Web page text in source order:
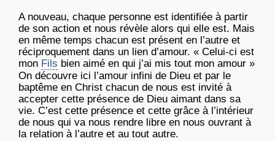
A nouveau, chaque personne est identifiée à partir
de son action et nous révèle alors qui elle est. Mais
en même temps chacun est présent en l’autre et
réciproquement dans un lien d’amour. « Celui-ci est
mon Fils bien aimé en qui j’ai mis tout mon amour »
On découvre ici l’amour infini de Dieu et par le
baptême en Christ chacun de nous est invité à
accepter cette présence de Dieu aimant dans sa
vie. C’est cette présence et cette grâce à l’intérieur
de nous qui va nous rendre libre en nous ouvrant à
la relation à l’autre et au tout autre.